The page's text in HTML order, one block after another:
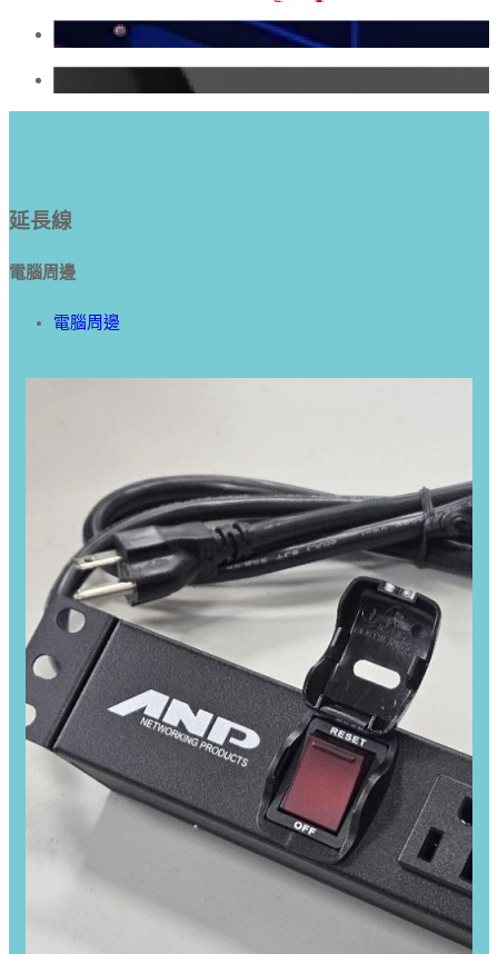
延長線
電腦周邊
電腦周邊